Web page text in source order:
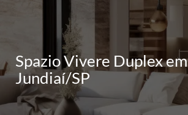
Spazio Vivere Duplex em
Jundiaí/SP